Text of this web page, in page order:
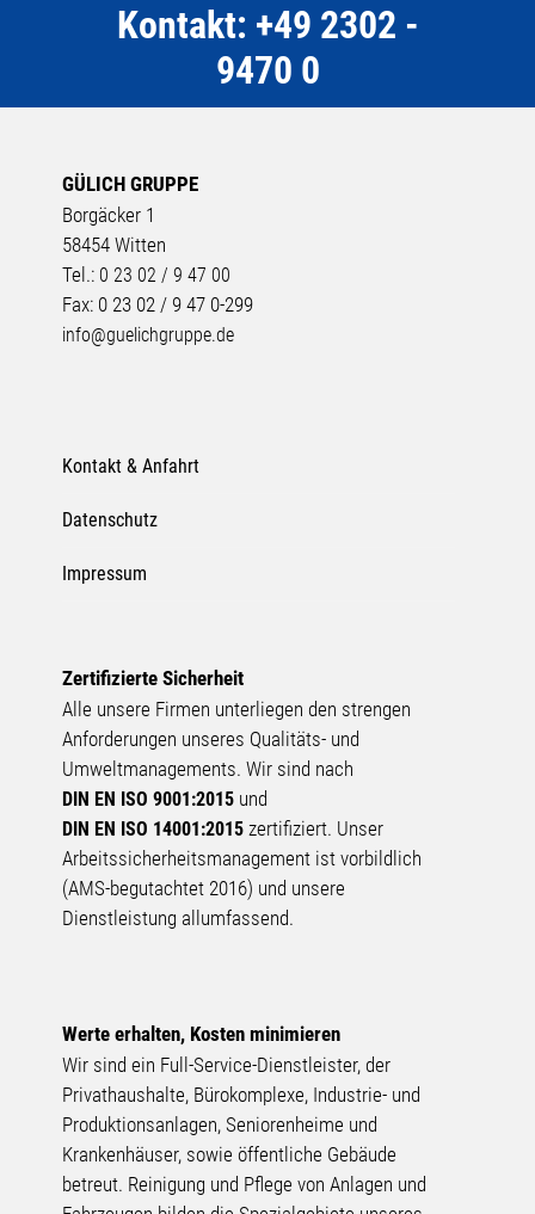
Kontakt: +49 2302 -
9470 0
GÜLICH GRUPPE
Borgäcker 1
58454 Witten
Tel.: 0 23 02 / 9 47 00
Fax: 0 23 02 / 9 47 0-299
info@guelichgruppe.de
Kontakt & Anfahrt
Datenschutz
Impressum
Zertifizierte Sicherheit
Alle unsere Firmen unterliegen den strengen
Anforderungen unseres Qualitäts- und
Umweltmanagements. Wir sind nach
DIN EN ISO 9001:2015 und
DIN EN ISO 14001:2015zertifiziert. Unser
Arbeits­sicherheits­management ist vorbildlich
(AMS-begutachtet 2016) und unsere
Dienstleistung allumfassend.
Werte erhalten, Kosten minimieren
Wir sind ein Full-Service-Dienstleister, der
Privathaushalte, Bürokomplexe, Industrie- und
Produktionsanlagen, Seniorenheime und
Krankenhäuser, sowie öffentliche Gebäude
betreut. Reinigung und Pflege von Anlagen und